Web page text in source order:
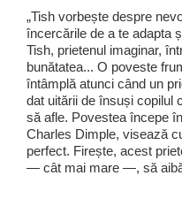
„Tish vorbește despre
încercările de a te adapta
Tish, prietenul imaginar,
bunătatea... O poveste
întâmplă atunci când un
dat uitării de însuși copilul
să afle. Povestea începe
Charles Dimple, visează
perfect. Firește, acest
— cât mai mare —, să